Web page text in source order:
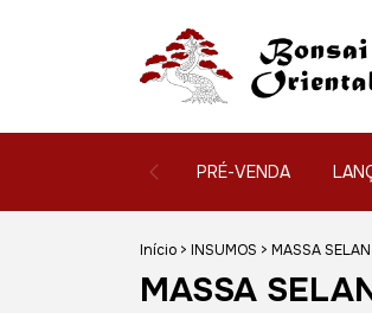
PRÉ-VENDA
Início > INSUMOS > MASSA
MASSA